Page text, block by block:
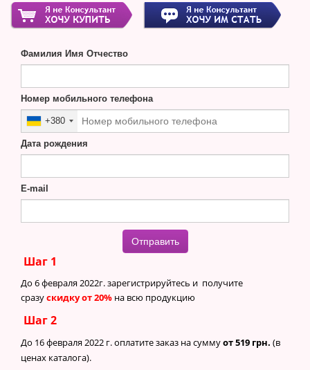
Фамилия Имя Отчество
Номер мобильного телефона
+380
Дата рождения
E-mail
Отправить
Шаг 1
До 6 февраля 2022г.зарегистрируйтесь и получите
сразускидку от 20% на всю продукцию
Шаг 2
До 16 февраля 2022 г.оплатите заказ на суммуот 519 грн. (в
ценах каталога).